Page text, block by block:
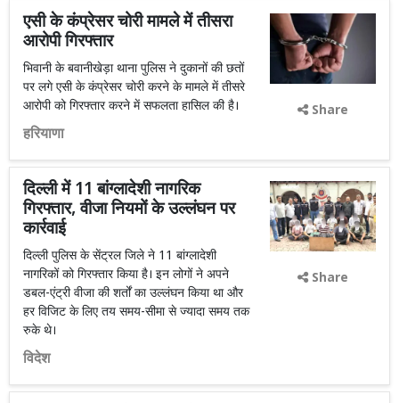
एसी के कंप्रेसर चोरी मामले में तीसरा
आरोपी गिरफ्तार
भिवानी के बवानीखेड़ा थाना पुलिस ने दुकानों की छतों
पर लगे एसी के कंप्रेसर चोरी करने के मामले में तीसरे
आरोपी को गिरफ्तार करने में सफलता हासिल की है।
हरियाणा
Share
दिल्ली में 11 बांग्लादेशी नागरिक
गिरफ्तार, वीजा नियमों के उल्लंघन पर
कार्रवाई
दिल्ली पुलिस के सेंट्रल जिले ने 11 बांग्लादेशी
नागरिकों को गिरफ्तार किया है। इन लोगों ने अपने
डबल-एंट्री वीजा की शर्तों का उल्लंघन किया था और
हर विजिट के लिए तय समय-सीमा से ज्यादा समय तक
रुके थे।
विदेश
Share